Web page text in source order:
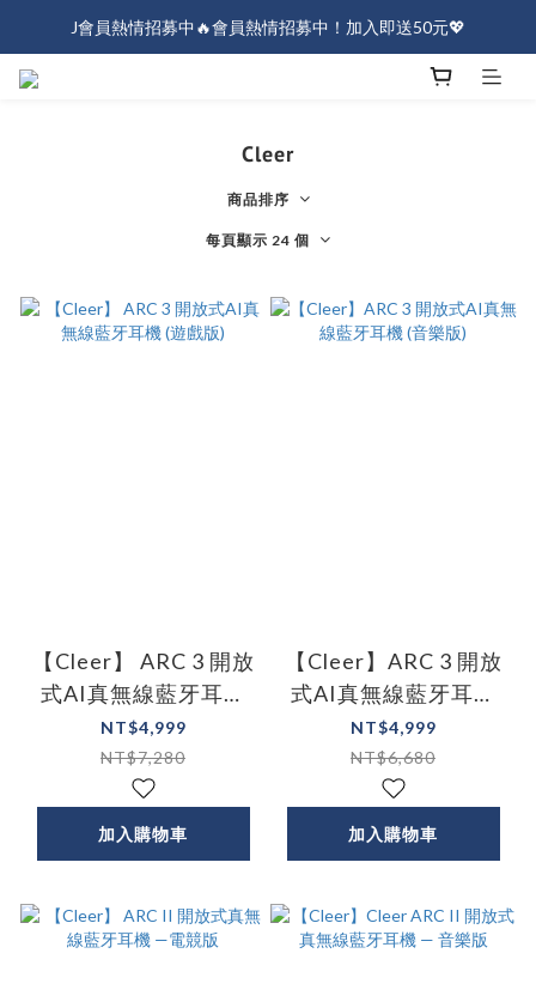
J會員熱情招募中🔥會員熱情招募中！加入即送50元💖
J會員熱情招募中🔥會員熱情招募中！加入即送50元💖
Cleer
商品排序
每頁顯示 24 個
【Cleer】 ARC 3 開放
式AI真無線藍牙耳機
(遊戲版)
NT$4,999
NT$7,280
加入購物車
【Cleer】ARC 3 開放
式AI真無線藍牙耳機
(音樂版)
NT$4,999
NT$6,680
加入購物車